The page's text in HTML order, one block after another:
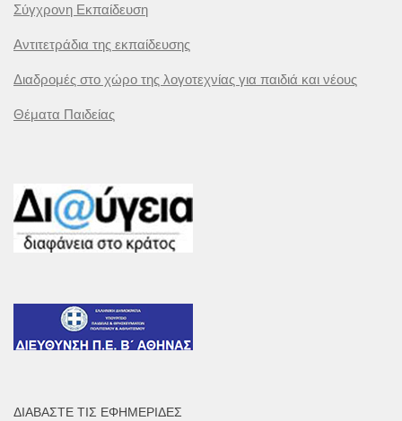
Σύγχρονη Εκπαίδευση
Αντιτετράδια της εκπαίδευσης
Διαδρομές στο χώρο της λογοτεχνίας για παιδιά και νέους
Θέματα Παιδείας
ΔΙΑΒΆΣΤΕ ΤΙΣ ΕΦΗΜΕΡΊΔΕΣ